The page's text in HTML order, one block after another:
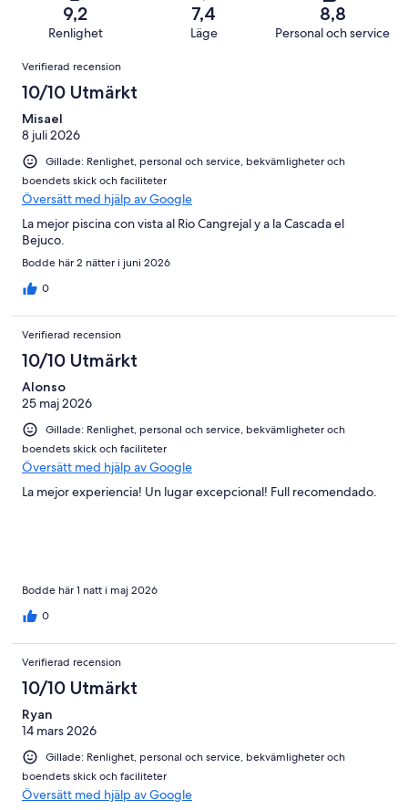
recensioner
recensioner
recensioner
betyg.
58
recensioner
9,2
Renlighet
7,4
Läge
8,8
Personal och service
Recensioner
Verifierad recension
10/10 Utmärkt
Misael
8 juli 2026
Gillade: Renlighet, personal och service, bekvämligheter och
boendets skick och faciliteter
Översätt med hjälp av Google
La mejor piscina con vista al Rio Cangrejal y a la Cascada el
Bejuco.
Bodde här 2 nätter i juni 2026
0
Verifierad recension
10/10 Utmärkt
Alonso
25 maj 2026
Gillade: Renlighet, personal och service, bekvämligheter och
boendets skick och faciliteter
Översätt med hjälp av Google
La mejor experiencia! Un lugar excepcional! Full recomendado.
Bodde här 1 natt i maj 2026
0
Verifierad recension
10/10 Utmärkt
Ryan
14 mars 2026
Gillade: Renlighet, personal och service, bekvämligheter och
boendets skick och faciliteter
Översätt med hjälp av Google